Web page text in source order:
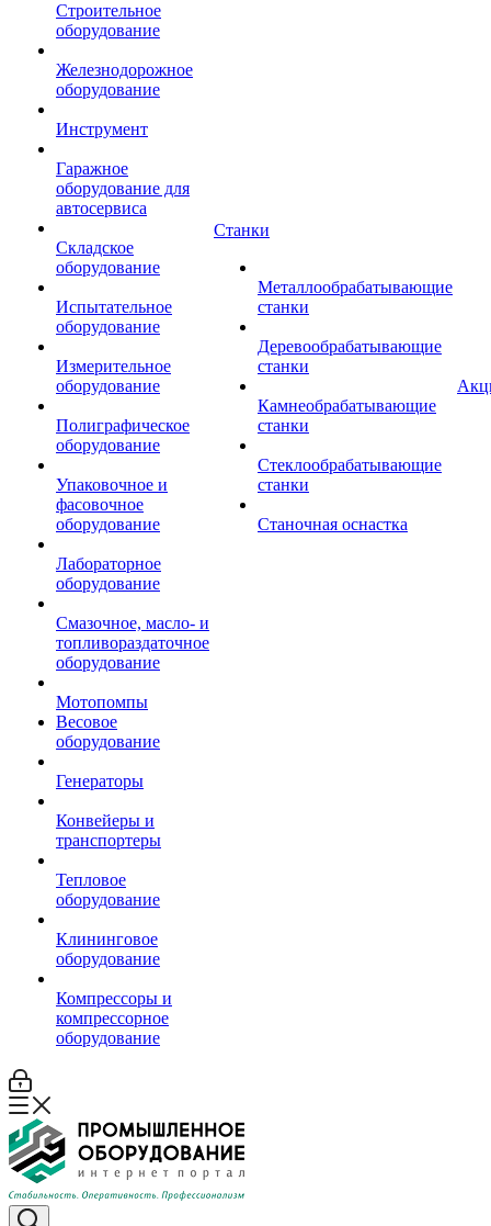
Строительное
оборудование
Железнодорожное
оборудование
Инструмент
Гаражное
оборудование для
автосервиса
Складское
оборудование
Испытательное
оборудование
Измерительное
оборудование
Полиграфическое
оборудование
Упаковочное и
фасовочное
оборудование
Лабораторное
оборудование
Смазочное, масло- и
топливораздаточное
оборудование
Мотопомпы
Весовое
оборудование
Генераторы
Конвейеры и
транспортеры
Тепловое
оборудование
Клининговое
оборудование
Компрессоры и
компрессорное
оборудование
Станки
Металлообрабатывающие
станки
Деревообрабатывающие
станки
Камнеобрабатывающие
станки
Стеклообрабатывающие
станки
Станочная оснастка